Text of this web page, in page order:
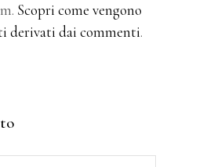
Scopri come vengono
derivati dai commenti.